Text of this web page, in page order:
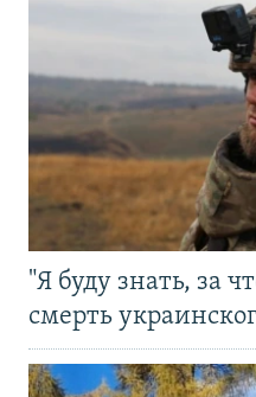
"Я буду знать, за
смерть